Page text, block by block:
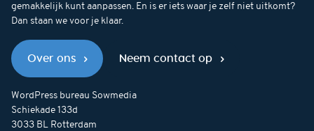
gemakkelijk kunt aanpassen. En is er iets waar je zelf niet uitkomt?
Dan staan we voor je klaar.
Over ons Neem contact op
WordPress bureau Sowmedia
Schiekade 133d
3033 BL Rotterdam